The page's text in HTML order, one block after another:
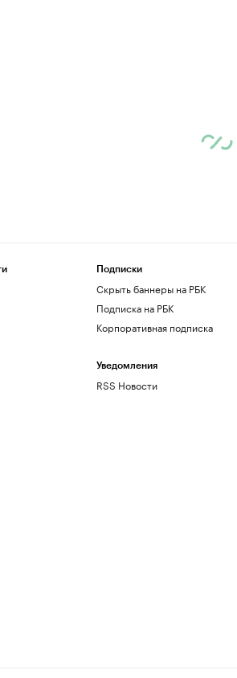
Подписки
Скрыть баннеры на РБК
Подписка на РБК
Корпоративная подписка
Уведомления
RSS Новости